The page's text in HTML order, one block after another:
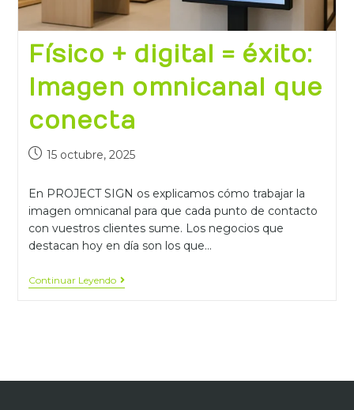
Físico + digital = éxito:
Imagen omnicanal que
conecta
15 octubre, 2025
En PROJECT SIGN os explicamos cómo trabajar la
imagen omnicanal para que cada punto de contacto
con vuestros clientes sume. Los negocios que
destacan hoy en día son los que…
Continuar Leyendo